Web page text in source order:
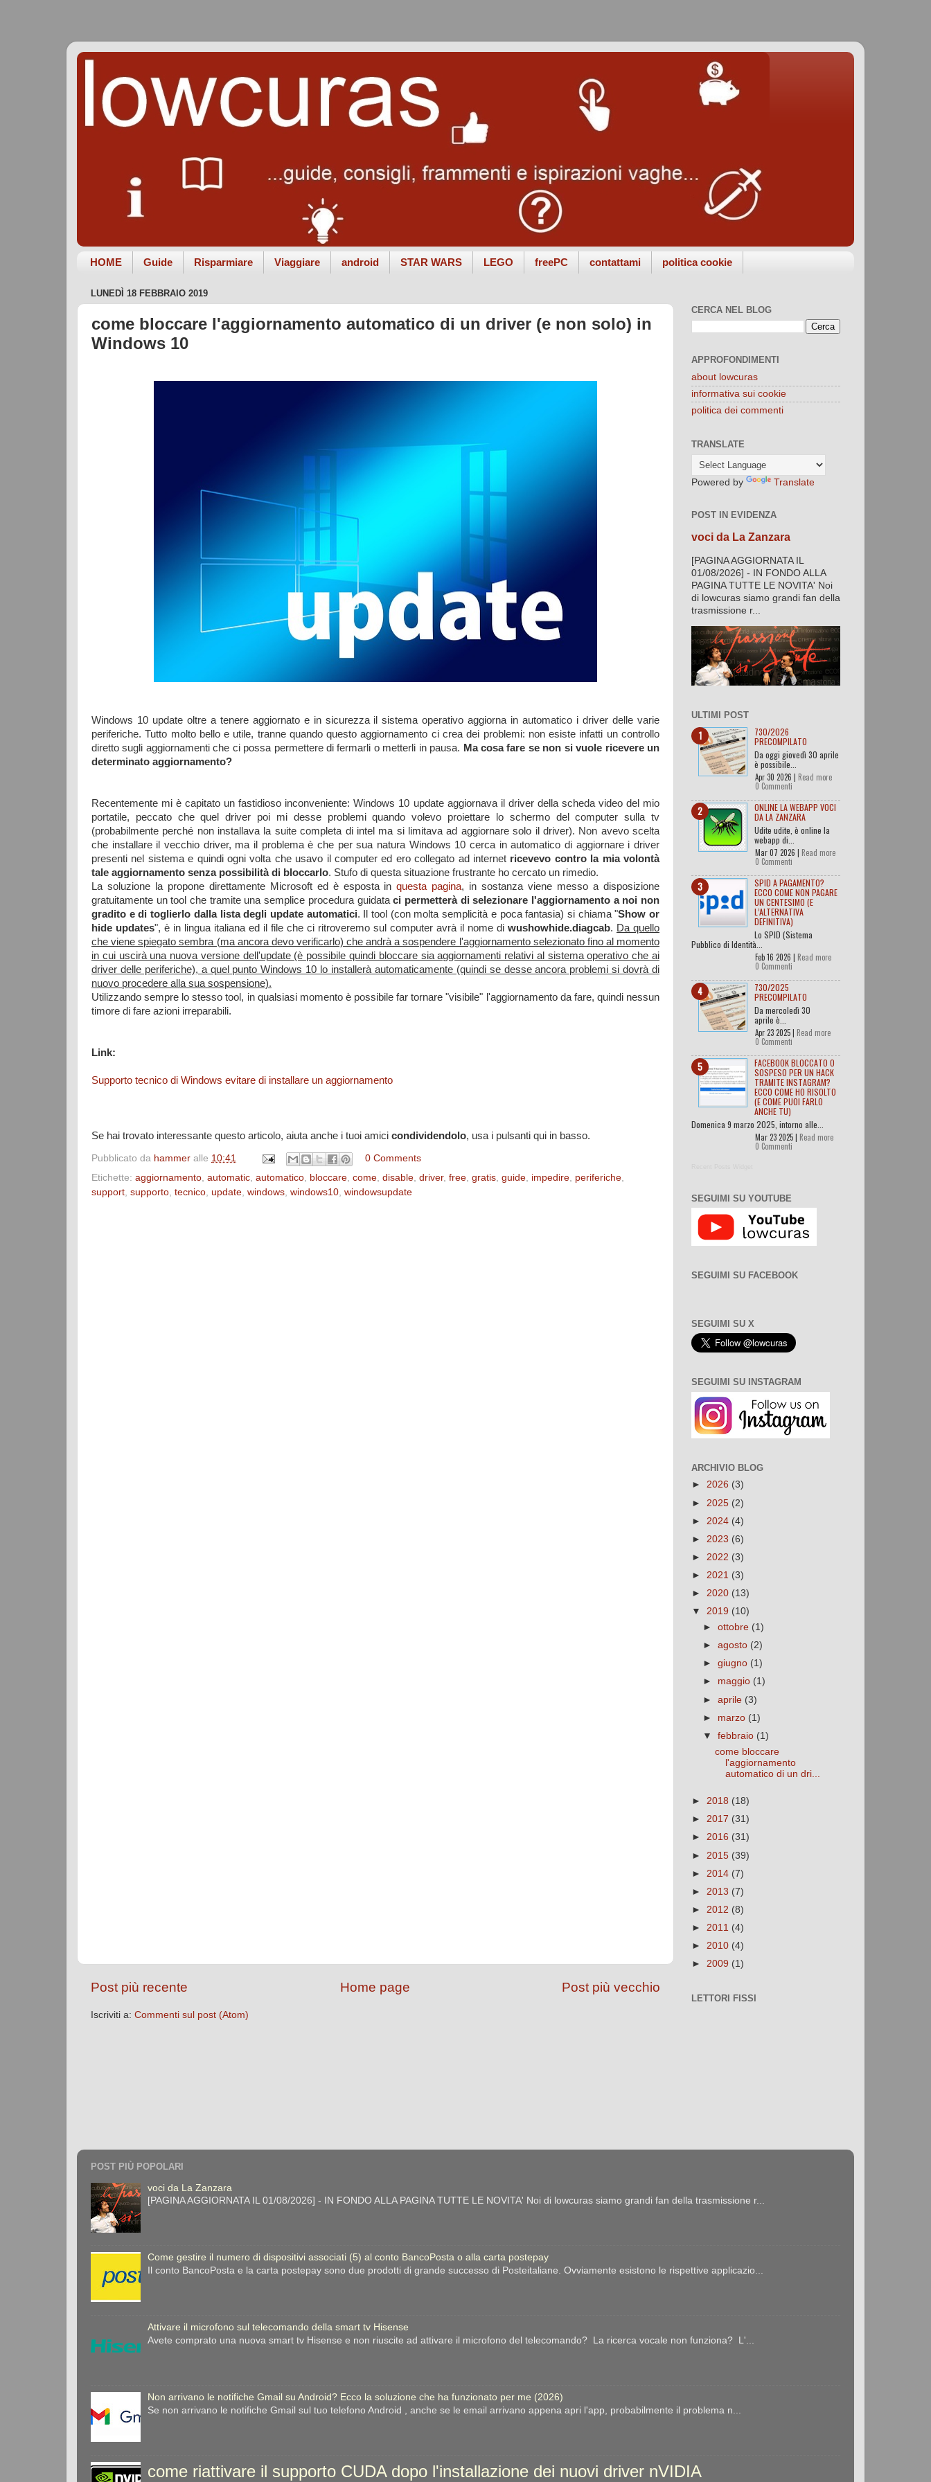
HOME Guide Risparmiare Viaggiare android STAR WARS LEGO freePC contattami politica cookie
LUNEDÌ 18 FEBBRAIO 2019
come bloccare l'aggiornamento automatico di un driver (e non solo) in
Windows 10
Windows 10 update oltre a tenere aggiornato e in sicurezza il sistema operativo aggiorna in automatico i driver delle varie
periferiche. Tutto molto bello e utile, tranne quando questo aggiornamento ci crea dei problemi: non esiste infatti un controllo
diretto sugli aggiornamenti che ci possa permettere di fermarli o metterli in pausa. Ma cosa fare se non si vuole ricevere un
determinato aggiornamento?
Recentemente mi è capitato un fastidioso inconveniente: Windows 10 update aggiornava il driver della scheda video del mio
portatile, peccato che quel driver poi mi desse problemi quando volevo proiettare lo schermo del computer sulla tv
(probabilmente perché non installava la suite completa di intel ma si limitava ad aggiornare solo il driver). Non avevo scelta
che installare il vecchio driver, ma il problema è che per sua natura Windows 10 cerca in automatico di aggiornare i driver
presenti nel sistema e quindi ogni volta che usavo il computer ed ero collegato ad internet ricevevo contro la mia volontà
tale aggiornamento senza possibilità di bloccarlo. Stufo di questa situazione frustrante ho cercato un rimedio.
La soluzione la propone direttamente Microsoft ed è esposta inquesta pagina, in sostanza viene messo a disposizione
gratuitamente un tool che tramite una semplice procedura guidataci permetterà di selezionare l'aggiornamento a noi non
gradito e di toglierlo dalla lista degli update automatici. Il tool (con molta semplicità e poca fantasia) si chiama "Show or
hide updates", è in lingua italiana ed il file che ci ritroveremo sul computer avrà il nome di wushowhide.diagcab. Da quello
che viene spiegato sembra (ma ancora devo verificarlo) che andrà a sospendere l'aggiornamento selezionato fino al momento
in cui uscirà una nuova versione dell'update (è possibile quindi bloccare sia aggiornamenti relativi al sistema operativo che ai
driver delle periferiche), a quel punto Windows 10 lo installerà automaticamente (quindi se desse ancora problemi si dovrà di
nuovo procedere alla sua sospensione).
Utilizzando sempre lo stesso tool, in qualsiasi momento è possibile far tornare "visibile" l'aggiornamento da fare, quindi nessun
timore di fare azioni irreparabili.
Link:
Supporto tecnico di Windows evitare di installare un aggiornamento
Se hai trovato interessante questo articolo, aiuta anche i tuoi amici condividendolo, usa i pulsanti qui in basso.
Pubblicato da hammer alle 10:41
0 Comments
Etichette: aggiornamento automatic automatico bloccare come disable driver, free gratis guide impedire periferiche
support supporto tecnico update windows windows10 windowsupdate
Post più recente Post più vecchio
Home page
Iscriviti a: Commenti sul post (Atom)
CERCA NEL BLOG
APPROFONDIMENTI
about lowcuras
informativa sui cookie
politica dei commenti
TRANSLATE
Powered by Translate
POST IN EVIDENZA
voci da La Zanzara
[PAGINA AGGIORNATA IL
01/08/2026] - IN FONDO ALLA
PAGINA TUTTE LE NOVITA' Noi
di lowcuras siamo grandi fan della
trasmissione r...
ULTIMI POST
730/2026
PRECOMPILATO
Da oggi giovedì 30 aprile
è possibile...
Apr 30 2026 | Read more
0 Commenti
ONLINE LA WEBAPP VOCI
DA LA ZANZARA
Udite udite, è online la
webapp di...
Mar 07 2026 | Read more
0 Commenti
SPID A PAGAMENTO?
ECCO COME NON PAGARE
UN CENTESIMO (E
L’ALTERNATIVA
DEFINITIVA)
Lo SPID (Sistema
Pubblico di Identità...
Feb 16 2026 | Read more
0 Commenti
730/2025
PRECOMPILATO
Da mercoledì 30
aprile è...
Apr 23 2025 | Read more
0 Commenti
FACEBOOK BLOCCATO O
SOSPESO PER UN HACK
TRAMITE INSTAGRAM?
ECCO COME HO RISOLTO
(E COME PUOI FARLO
ANCHE TU)
Domenica 9 marzo 2025, intorno alle...
Mar 23 2025 | Read more
0 Commenti
SEGUIMI SU YOUTUBE
SEGUIMI SU FACEBOOK
SEGUIMI SU X
SEGUIMI SU INSTAGRAM
ARCHIVIO BLOG
► 2026 (3)
► 2025 (2)
► 2024 (4)
► 2023 (6)
► 2022 (3)
► 2021 (3)
► 2020 (13)
▼ 2019 (10)
►ottobre (1)
►agosto (2)
►giugno (1)
► maggio (1)
►aprile (3)
► marzo (1)
▼febbraio (1)
come bloccare
l'aggiornamento
automatico di un dri...
► 2018 (18)
► 2017 (31)
► 2016 (31)
► 2015 (39)
► 2014 (7)
► 2013 (7)
► 2012 (8)
► 2011 (4)
► 2010 (4)
► 2009 (1)
LETTORI FISSI
POST PIÙ POPOLARI
voci da La Zanzara
[PAGINA AGGIORNATA IL 01/08/2026] - IN FONDO ALLA PAGINA TUTTE LE NOVITA' Noi di lowcuras siamo grandi fan della trasmissione r...
Come gestire il numero di dispositivi associati (5) al conto BancoPosta o alla carta postepay
Il conto BancoPosta e la carta postepay sono due prodotti di grande successo di Posteitaliane. Ovviamente esistono le rispettive applicazio...
Attivare il microfono sul telecomando della smart tv Hisense
Avete comprato una nuova smart tv Hisense e non riuscite ad attivare il microfono del telecomando? La ricerca vocale non funziona? L'...
Non arrivano le notifiche Gmail su Android? Ecco la soluzione che ha funzionato per me (2026)
Se non arrivano le notifiche Gmail sul tuo telefono Android , anche se le email arrivano appena apri l'app, probabilmente il problema n...
come riattivare il supporto CUDA dopo l'installazione dei nuovi driver nVIDIA